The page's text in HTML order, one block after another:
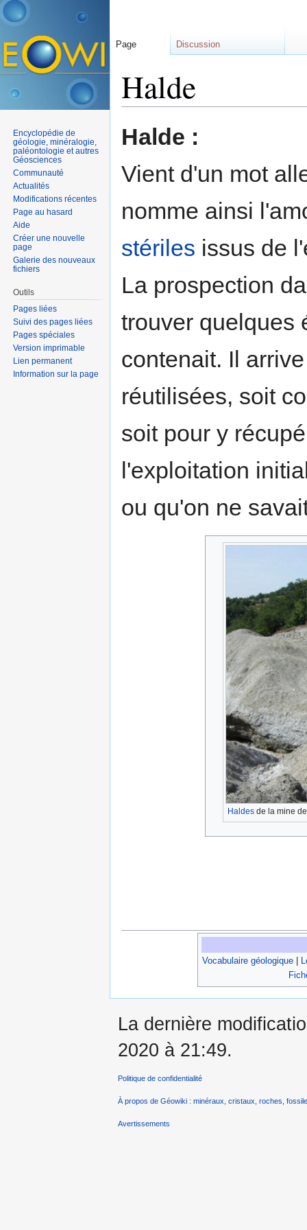
Halde
Halde :
Vient d'un mot
nomme ainsi
stériles issus de
La prospection
trouver quelques
contenait. Il
réutilisées, soit
soit pour y
l'exploitation
ou qu'on ne
Haldes de la mine
Vocabulaire géologique|
Page Discussion
Encyclopédie de
géologie, minéralogie,
paléontologie et autres
Géosciences
Communauté
Actualités
Modifications récentes
Page au hasard
Aide
Créer une nouvelle
page
Galerie des nouveaux
fichiers
Outils
Pages liées
Suivi des pages liées
Pages spéciales
Version imprimable
Lien permanent
Information sur la page
La dernière
2020 à 21:49.
Politique de confidentialité
À propos de Géowiki : minéraux, cristaux, roches,
Avertissements